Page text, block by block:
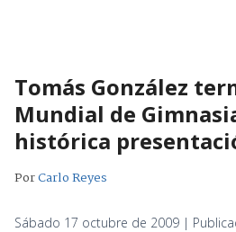
Tomás González
Mundial de
histórica
PorCarlo Reyes
Sábado 17 octubre de 2009 |